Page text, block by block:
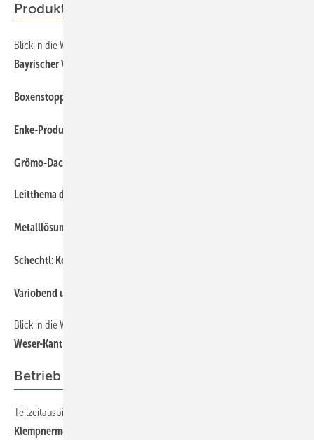
Produkte
Blick in die Werkstatt
Bayrischer Vollblutspengler
B ox enstopp bei Cidan
Enke-Produkte s ind trittstabil, handfest und sturmsicher
Grömo-Dach entwässerung
Le itt hema de r Bau 2025
Metalllösunge n von Zambelli
Schechtl: Kon isches Biegen
Variobend un d Slinet
Blick in die Werkstatt
W eser-Kant setzt auf Zukunft
Betrieb
Teilzeitausbildung ab Oktober
Kle mpnermeister werden in Bamberg